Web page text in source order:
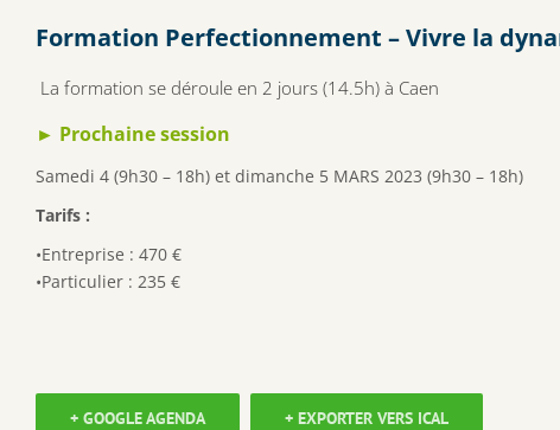
Formation Perfectionnement – Vivre la
La formation se déroule en 2 jours (14.5h) à Caen
► Prochaine session
Samedi 4 (9h30 – 18h) et dimanche 5 MARS 2023 (9h30 – 18h)
Tarifs :
•Entreprise : 470 €
•Particulier : 235 €
+ GOOGLE AGENDA + EXPORTER VERS ICAL